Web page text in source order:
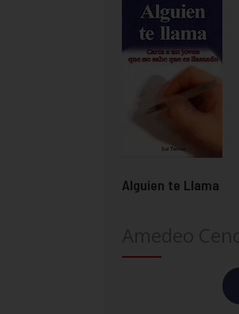
Alguien te Llama